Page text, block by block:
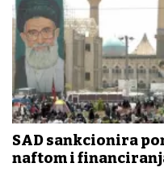
SAD sankcionira
naftom i